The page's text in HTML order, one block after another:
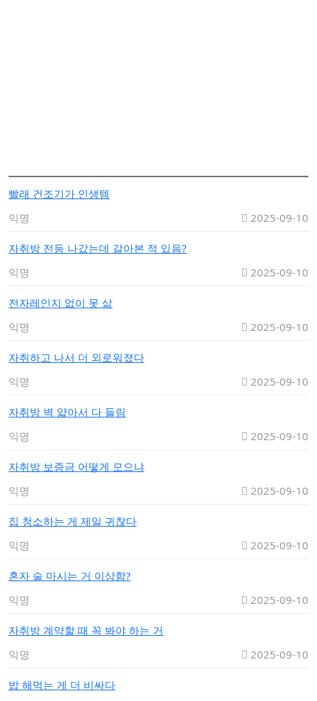
빨래 건조기가 인생템
익명
2025-09-10
자취방 전등 나갔는데 갈아본 적 있음?
익명
2025-09-10
전자레인지 없이 못 삶
익명
2025-09-10
자취하고 나서 더 외로워졌다
익명
2025-09-10
자취방 벽 얇아서 다 들림
익명
2025-09-10
자취방 보증금 어떻게 모으냐
익명
2025-09-10
집 청소하는 게 제일 귀찮다
익명
2025-09-10
혼자 술 마시는 거 이상함?
익명
2025-09-10
자취방 계약할 때 꼭 봐야 하는 거
익명
2025-09-10
밥 해먹는 게 더 비싸다